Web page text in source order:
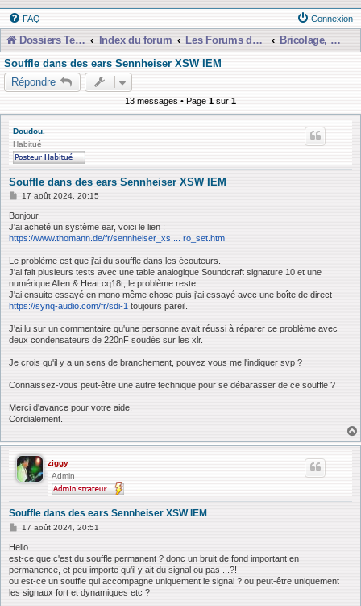
FAQ Connexion
Dossiers Techniques Index du forum Les Forums de Discussions
Bricolage, Dépannage, Construction
Souffle dans des ears Sennheiser XSW IEM
Répondre
13 messages • Page 1 sur 1
Doudou.
Habitué
Souffle dans des ears Sennheiser XSW IEM
M
s
s
g
17 août 2024, 20:15
Bonjour,
J'ai acheté un système ear, voici le lien :
https://www.thomann.de/fr/sennheiser_xs ... ro_set.htm
Le problème est que j'ai du souffle dans les écouteurs.
J'ai fait plusieurs tests avec une table analogique Soundcraft signature 10 et une
numérique Allen & Heat cq18t, le problème reste.
J'ai ensuite essayé en mono même chose puis j'ai essayé avec une boîte de direct
https://synq-audio.com/fr/sdi-1 toujours pareil.
J'ai lu sur un commentaire qu'une personne avait réussi à réparer ce problème avec
deux condensateurs de 220nF soudés sur les xlr.
Je crois qu'il y a un sens de branchement, pouvez vous me l'indiquer svp ?
Connaissez-vous peut-être une autre technique pour se débarasser de ce souffle ?
Merci d'avance pour votre aide.
Cordialement.
ziggy
Admin
Souffle dans des ears Sennheiser XSW IEM
M
s
s
g
e
17 août 2024, 20:51
Hello
est-ce que c'est du souffle permanent ? donc un bruit de fond important en
permanence, et peu importe qu'il y ait du signal ou pas ...?!
ou est-ce un souffle qui accompagne uniquement le signal ? ou peut-être uniquement
les signaux fort et dynamiques etc ?